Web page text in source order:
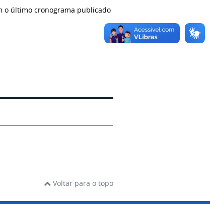
o último cronograma publicado
Voltar para o topo